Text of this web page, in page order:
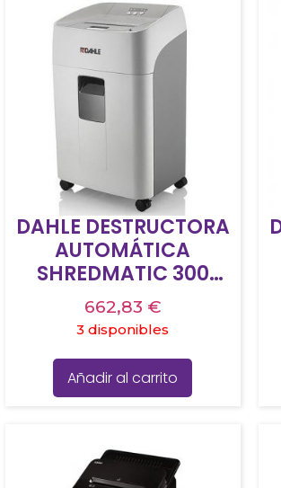
DAHLE DESTRUCTORA
AUTOMÁTICA
SHREDMATIC 300
CORTE EN
PARTÍCULAS 4X15MM
P4 40L 300H/AUTO
14H/MAN ENTRADA
220MM
662,83 €
3 disponibles
Añadir al carrito